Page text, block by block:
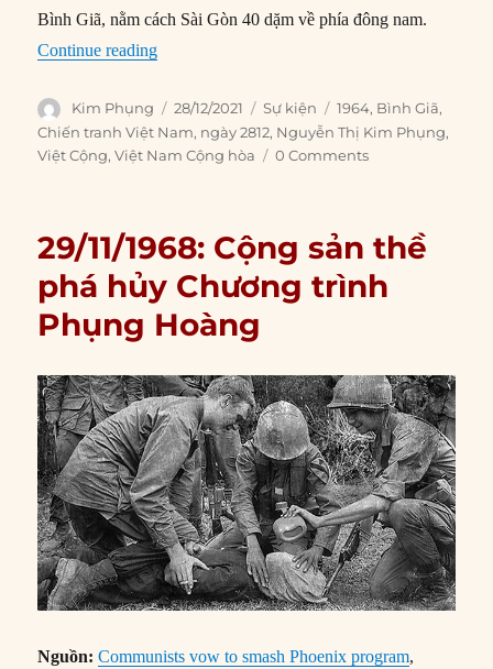
Bình Giã, nằm cách Sài Gòn 40 dặm về phía đông nam.
Continue reading“28/12/1964: Lực lượng Việt Nam Cộng hòa
Author
Kim Phụng
Posted
on
28/12/2021 Categories
Sự kiện Tags
1964, Bình Giã,
Chiến tranh Việt Nam, ngày 2812, Nguyễn Thị Kim Phụng,
Việt Cộng,Việt Nam Cộng hòa 0 Comments
29/11/1968: Cộng sản thề
phá hủy Chương trình
Phụng Hoàng
Nguồn: Communists vow to smash Phoenix program,